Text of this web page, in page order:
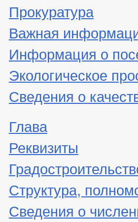
Прокуратура
Важная
Информация о
Экологическое
Сведения о
Глава
Реквизиты
Структура,
Сведения о